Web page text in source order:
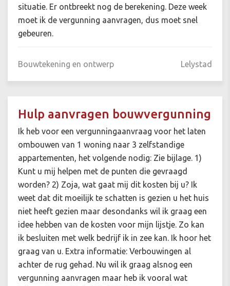
situatie. Er ontbreekt nog de berekening. Deze week
moet ik de vergunning aanvragen, dus moet snel
gebeuren.
Bouwtekening en ontwerp Lelystad
Hulp aanvragen bouwvergunning
Ik heb voor een vergunningaanvraag voor het laten
ombouwen van 1 woning naar 3 zelfstandige
appartementen, het volgende nodig: Zie bijlage. 1)
Kunt u mij helpen met de punten die gevraagd
worden? 2) Zoja, wat gaat mij dit kosten bij u? Ik
weet dat dit moeilijk te schatten is gezien u het huis
niet heeft gezien maar desondanks wil ik graag een
idee hebben van de kosten voor mijn lijstje. Zo kan
ik besluiten met welk bedrijf ik in zee kan. Ik hoor het
graag van u. Extra informatie: Verbouwingen al
achter de rug gehad. Nu wil ik graag alsnog een
vergunning aanvragen maar heb ik vooral wat